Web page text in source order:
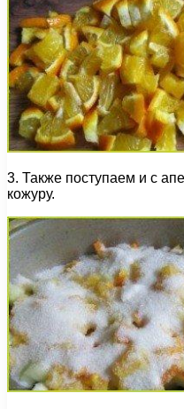
3. Также поступаем и с
кожуру.